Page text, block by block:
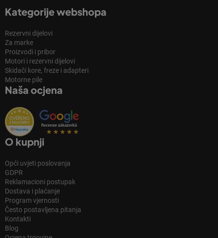
Kategorije webshopa
Rezervni dijelovi
Za marke
Proizvodi i pribor
Motori i rezervni dijelovi
Skidači kore, freze i adapteri
Motorne pile
Naša ocjena
O kupnji
Opći uvjeti poslovanja
GDPR
Reklamacioni postupak
Dostava i plaćanje
Program vjernosti
Često postavljena pitanja
Kontakti
Blog